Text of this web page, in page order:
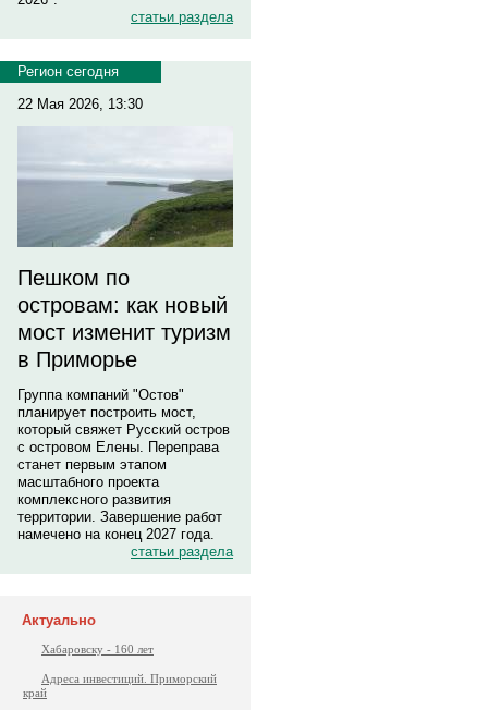
статьи раздела
Регион сегодня
22 Мая 2026, 13:30
Пешком по
островам: как новый
мост изменит туризм
в Приморье
Группа компаний "Остов"
планирует построить мост,
который свяжет Русский остров
с островом Елены. Переправа
станет первым этапом
масштабного проекта
комплексного развития
территории. Завершение работ
намечено на конец 2027 года.
статьи раздела
Актуально
Хабаровску - 160 лет
Адреса инвестиций. Приморский
край